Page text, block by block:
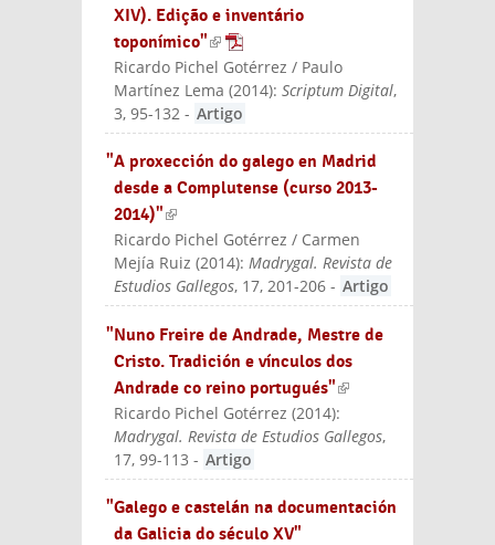
XIV). Edição e inventário
toponímico"(link is external)
Ricardo Pichel Gotérrez / Paulo
Martínez Lema (2014):Scriptum Digital,
3, 95-132 - Artigo
"A proxección do galego en Madrid
desde a Complutense (curso 2013-
2014)"(link is external)
Ricardo Pichel Gotérrez / Carmen
Mejía Ruiz (2014):Madrygal. Revista de
Estudios Gallegos, 17, 201-206 - Artigo
"Nuno Freire de Andrade, Mestre de
Cristo. Tradición e vínculos dos
Andrade co reino portugués"(link is
external)
Ricardo Pichel Gotérrez (2014):
Madrygal. Revista de Estudios Gallegos,
17, 99-113 - Artigo
"Galego e castelán na documentación
da Galicia do século XV"